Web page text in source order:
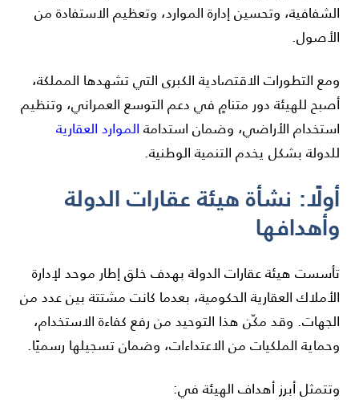
الشفافية، وتحسين إدارة الموارد، وتعظيم الاستفادة من
الأصول.
ومع التطورات الاقتصادية الكبرى التي تشهدها المملكة،
أصبح للهيئة دور متنامٍ في دعم التوسع العمراني، وتنظيم
استخدام الأراضي، وضمان استدامة الموارد العقارية
للدولة بشكل يخدم التنمية الوطنية.
أولًا: نشأة هيئة عقارات الدولة
وأهدافها
تأسست هيئة عقارات الدولة بهدف خلق إطار موحد لإدارة
الأملاك العقارية الحكومية، بعدما كانت مشتتة بين عدد من
الجهات. وقد مكّن هذا التوحيد من رفع كفاءة الاستخدام،
وحماية الملكيات من الاعتداءات، وضمان تسجيلها رسميًا.
وتتمثل أبرز أهداف الهيئة في: